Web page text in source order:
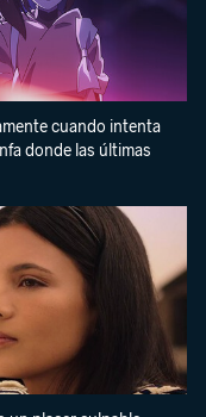
cuando intenta
donde las últimas